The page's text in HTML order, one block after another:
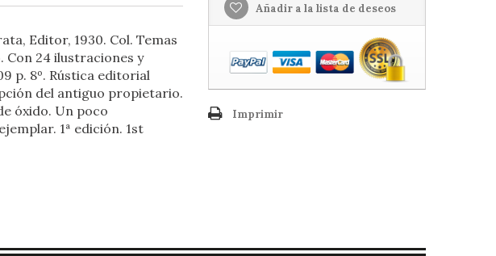
Editor, 1930. Col. Temas
Con 24 ilustraciones y
p. 8º. Rústica editorial
del antiguo propietario.
óxido. Un poco
1ª edición. 1st
Añadir a la lista de deseos
Imprimir